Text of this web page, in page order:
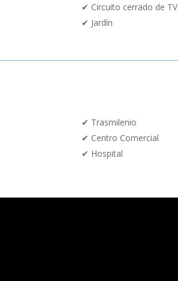
✔ Circuito cerrado de TV
✔ Jardín
✔ Trasmilenio
✔ Centro Comercial
✔ Hospital